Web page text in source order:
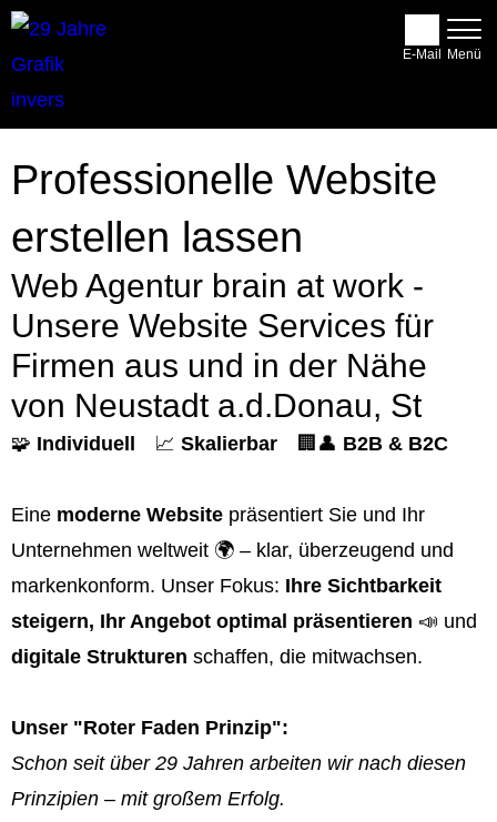
Professionelle Website
erstellen lassen
Web Agentur brain at work -
Unsere Website Services für
Firmen aus und in der Nähe
von Neustadt a.d.Donau, St
🧩 Individuell 📈 Skalierbar 🏢👤 B2B & B2C
Eine moderne Website präsentiert Sie und Ihr
Unternehmen weltweit 🌍 – klar, überzeugend und
markenkonform. Unser Fokus: Ihre Sichtbarkeit
steigern, Ihr Angebot optimal präsentieren 📣 und
digitale Strukturen schaffen, die mitwachsen.
Unser "Roter Faden Prinzip":
Schon seit über 29 Jahren arbeiten wir nach diesen
Prinzipien – mit großem Erfolg.